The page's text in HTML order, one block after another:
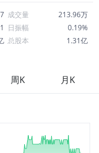
成交量
213.96万
日振幅
0.19%
总股本
1.31亿
市盈率
周K 月K